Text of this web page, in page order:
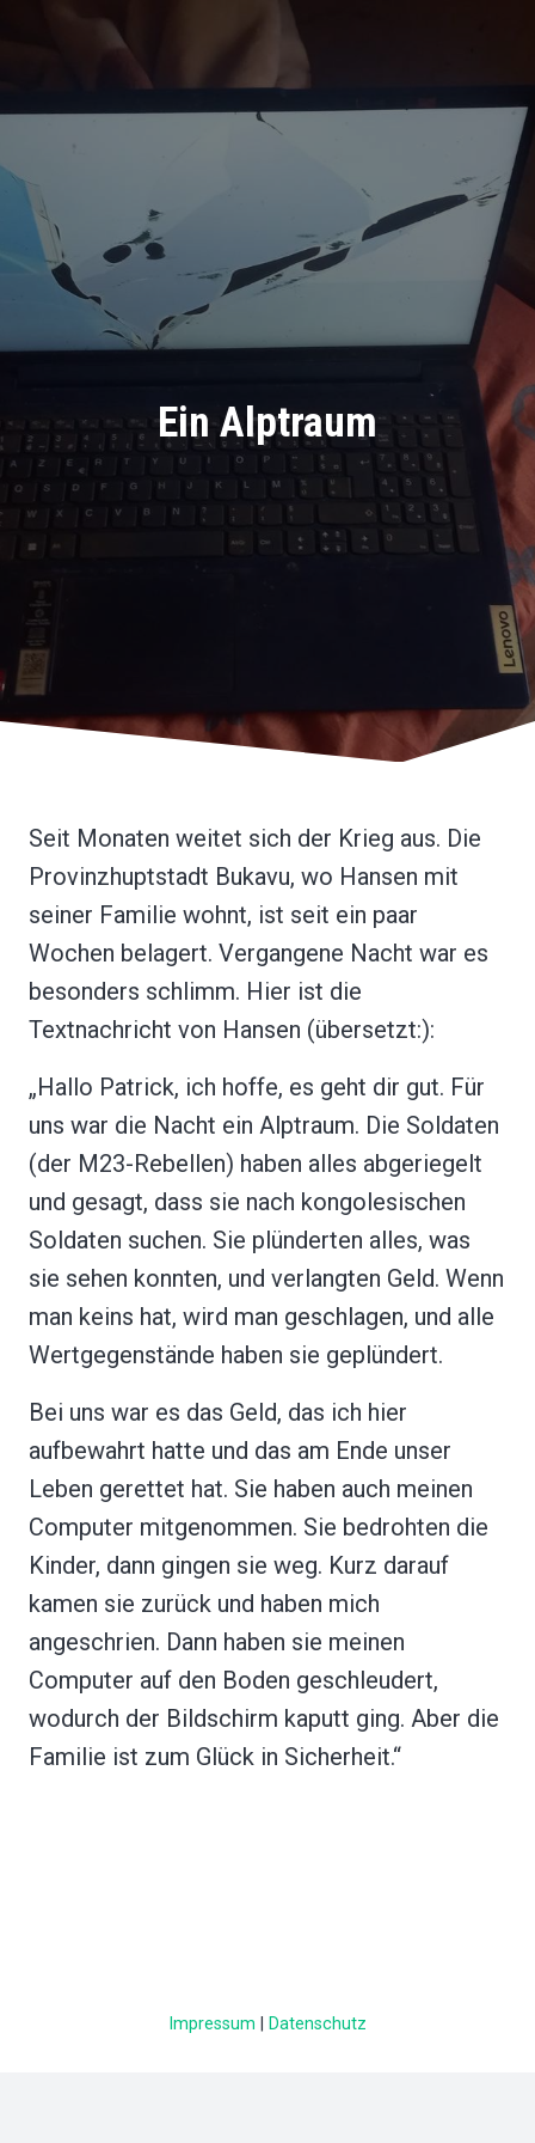
Ein Alptraum
Seit Monaten weitet sich der Krieg aus. Die
Provinzhuptstadt Bukavu, wo Hansen mit
seiner Familie wohnt, ist seit ein paar
Wochen belagert. Vergangene Nacht war es
besonders schlimm. Hier ist die
Textnachricht von Hansen (übersetzt:):
„Hallo Patrick, ich hoffe, es geht dir gut. Für
uns war die Nacht ein Alptraum. Die Soldaten
(der M23-Rebellen) haben alles abgeriegelt
und gesagt, dass sie nach kongolesischen
Soldaten suchen. Sie plünderten alles, was
sie sehen konnten, und verlangten Geld. Wenn
man keins hat, wird man geschlagen, und alle
Wertgegenstände haben sie geplündert.
Bei uns war es das Geld, das ich hier
aufbewahrt hatte und das am Ende unser
Leben gerettet hat. Sie haben auch meinen
Computer mitgenommen. Sie bedrohten die
Kinder, dann gingen sie weg. Kurz darauf
kamen sie zurück und haben mich
angeschrien. Dann haben sie meinen
Computer auf den Boden geschleudert,
wodurch der Bildschirm kaputt ging. Aber die
Familie ist zum Glück in Sicherheit.“
Impressum Datenschutz